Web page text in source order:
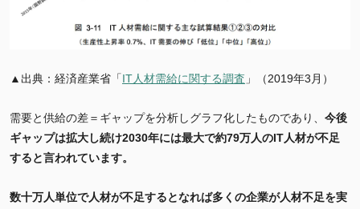
▲出典：経済産業省「IT人材需給に関する調査 」（2019年3月）
需要と供給の差＝ギャップを分析しグラフ化したものであり、 今後
ギャップは拡大し続け2030年には最大で約79万人のIT人材が不足
すると言われています。
数十万人単位で人材が不足するとなれば多くの企業が人材不足を実